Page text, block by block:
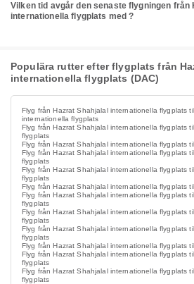
Vilken tid avgår den senaste flygningen från
internationella flygplats med ?
Populära rutter efter flygplats från
internationella flygplats (DAC)
Flyg från Hazrat Shahjalal internationella flygplats
internationella flygplats
Flyg från Hazrat Shahjalal internationella flygplats
flygplats
Flyg från Hazrat Shahjalal internationella flygplats
Flyg från Hazrat Shahjalal internationella flygplats
flygplats
Flyg från Hazrat Shahjalal internationella flygplats
flygplats
Flyg från Hazrat Shahjalal internationella flygplats
Flyg från Hazrat Shahjalal internationella flygplats
flygplats
Flyg från Hazrat Shahjalal internationella flygplats
flygplats
Flyg från Hazrat Shahjalal internationella flygplats
flygplats
Flyg från Hazrat Shahjalal internationella flygplats
Flyg från Hazrat Shahjalal internationella flygplats
flygplats
Flyg från Hazrat Shahjalal internationella flygplats
flygplats